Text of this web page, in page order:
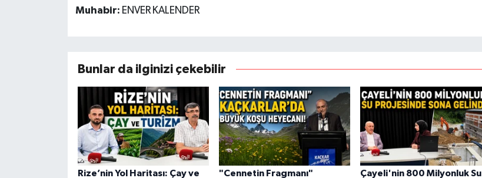
Muhabir: ENVER KALENDER
Bunlar da ilginizi çekebilir
Rize’nin Yol Haritası: Çay ve
"Cennetin Fragmanı"
Çayeli'nin 800 Milyonluk Su